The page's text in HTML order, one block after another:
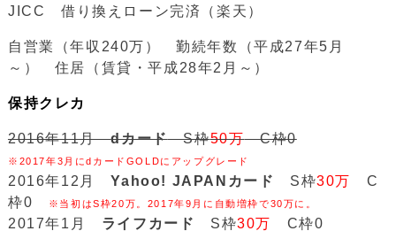
JICC 借り換えローン完済（楽天）
自営業（年収240万） 勤続年数（平成27年5月
～） 住居（賃貸・平成28年2月～）
保持クレカ
2016年11月dカードS枠50万C枠0
※2017年3月にdカードGOLDにアップグレード
2016年12月Yahoo! JAPANカード S枠30万
C
枠0
※当初はS枠20万。2017年9月に自動増枠で30万に。
2017年1月 ライフカード S枠30万
C枠0